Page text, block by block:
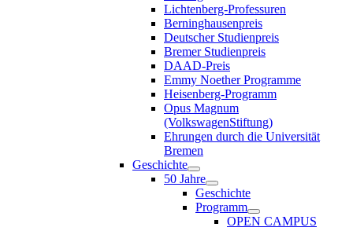
Lichtenberg-Professuren
Berninghausenpreis
Deutscher Studienpreis
Bremer Studienpreis
DAAD-Preis
Emmy Noether Programme
Heisenberg-Programm
Opus Magnum
(VolkswagenStiftung)
Ehrungen durch die Universität
Bremen
Geschichte
50 Jahre
Geschichte
Programm
OPEN CAMPUS